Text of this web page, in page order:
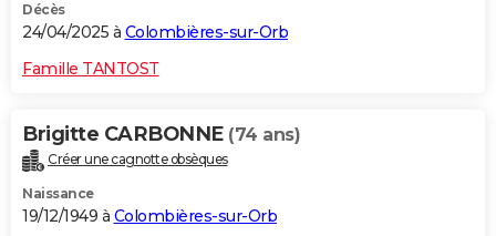
Décès
24/04/2025 à Colombières-sur-Orb
Famille TANTOST
Brigitte CARBONNE (74 ans)
Créer une cagnotte obsèques
Naissance
19/12/1949 à Colombières-sur-Orb